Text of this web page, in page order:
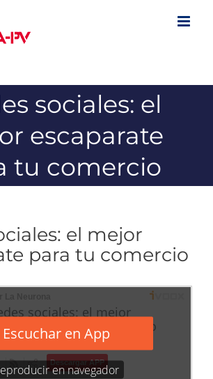
sociales: el
escaparate
tu comercio
el mejor
para tu comercio